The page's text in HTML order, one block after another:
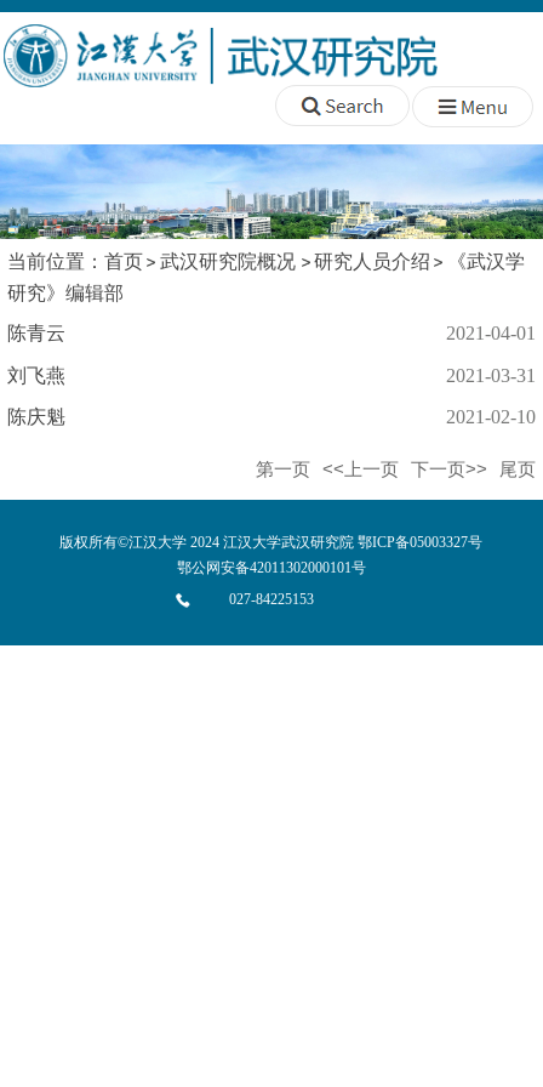
当前位置： 首页 武汉研究院概况 研究人员介绍
《武汉学
研究》编辑部
陈青云
2021-04-01
刘飞燕 2021-03-31
​陈庆魁 2021-02-10
第一页 <<上一页 下一页>> 尾页
版权所有©江汉大学 2024 江汉大学武汉研究院 鄂ICP备05003327号
鄂公网安备42011302000101号
027-84225153